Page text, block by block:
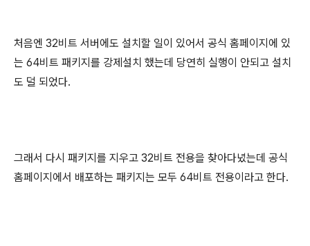
처음엔 32비트 서버에도 설치할 일이 있어서 공식 홈페이지에 있
는 64비트 패키지를 강제설치 했는데 당연히 실행이 안되고 설치
도 덜 되었다.
그래서 다시 패키지를 지우고 32비트 전용을 찾아다녔는데 공식
홈페이지에서 배포하는 패키지는 모두 64비트 전용이라고 한다.